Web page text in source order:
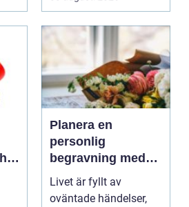
Planera en
personlig
begravning med
hjälp av en
begravningsbyrå
Livet är fyllt av
oväntade händelser,